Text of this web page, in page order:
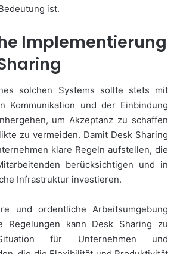
ist.
Implementierung
solchen Systems sollte stets mit
Kommunikation und der Einbindung
um Akzeptanz zu schaffen
zu vermeiden. Damit Desk Sharing
klare Regeln aufstellen, die
berücksichtigen und in
Infrastruktur investieren.
und ordentliche Arbeitsumgebung
Regelungen kann Desk Sharing zu
für Unternehmen und